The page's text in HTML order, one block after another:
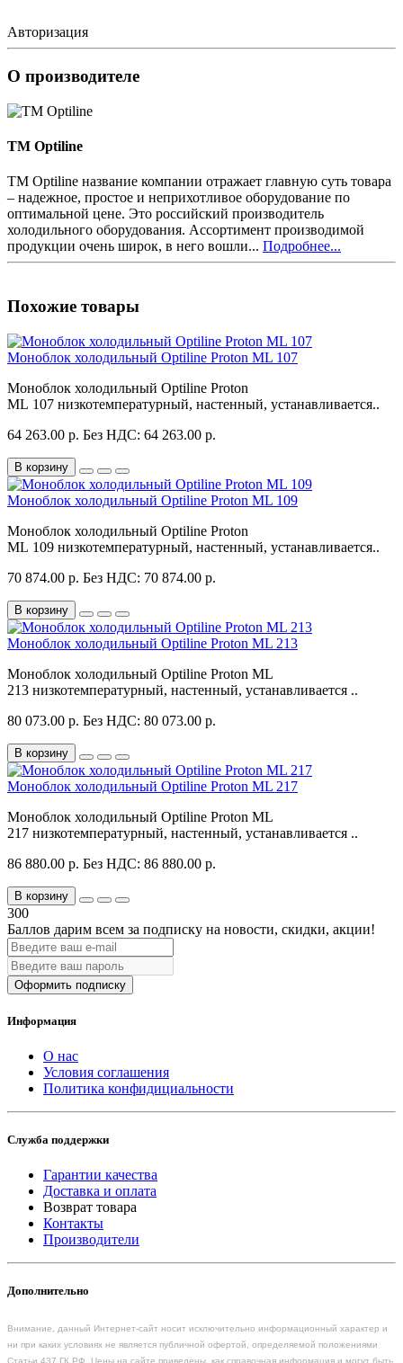
Авторизация
О производителе
TM Optiline
TM Optiline название компании отражает главную суть товара
– надежное, простое и неприхотливое оборудование по
оптимальной цене. Это российский производитель
холодильного оборудования. Ассортимент производимой
продукции очень широк, в него вошли... Подробнее...
Похожие товары
Моноблок холодильный Optiline Proton ML 107
Моноблок холодильный Optiline Proton
ML 107 низкотемпературный, настенный, устанавливается..
64 263.00 р. Без НДС: 64 263.00 р.
В корзину
Моноблок холодильный Optiline Proton ML 109
Моноблок холодильный Optiline Proton
ML 109 низкотемпературный, настенный, устанавливается..
70 874.00 р. Без НДС: 70 874.00 р.
В корзину
Моноблок холодильный Optiline Proton ML 213
Моноблок холодильный Optiline Proton ML
213 низкотемпературный, настенный, устанавливается ..
80 073.00 р. Без НДС: 80 073.00 р.
В корзину
Моноблок холодильный Optiline Proton ML 217
Моноблок холодильный Optiline Proton ML
217 низкотемпературный, настенный, устанавливается ..
86 880.00 р. Без НДС: 86 880.00 р.
В корзину
300
Баллов дарим всем за подписку на новости, скидки, акции!
Оформить подписку
Информация
О нас
Условия соглашения
Политика конфидициальности
Служба поддержки
Гарантии качества
Доставка и оплата
Возврат товара
Контакты
Производители
Дополнительно
Внимание, данный Интернет-сайт носит исключительно информационный характер и
ни при каких условиях не является публичной офертой, определяемой положениями
Статьи 437 ГК РФ. Цены на сайте приведены, как справочная информация и могут быть